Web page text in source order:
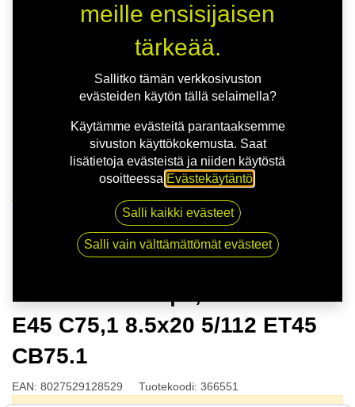
OZ HYPER GT | 8,5X20 5-112 E45 C75,1 8.5x20 5/112
ET45 CB75.1
E45 C75,1 8.5x20 5/112 ET45
CB75.1
EAN: 8027529128529 Tuotekoodi: 366551
meille ensisijaisen
tärkeää.
Sallitko tämän verkkosivuston
evästeiden käytön tällä selaimella?
Käytämme evästeitä parantaaksemme
sivuston käyttökokemusta. Saat
lisätietoja evästeistä ja niiden käytöstä
osoitteessa Evästekäytäntö
Salli kaikki evästeet
Salli vain välttämättömät evästeet